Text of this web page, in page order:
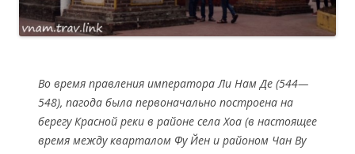
Во время правления императора Ли Нам Де (544—
548), пагода была первоначально построена на
берегу Красной реки в районе села Хоа (в настоящее
время между кварталом Фу Йен и районом Чан Ву